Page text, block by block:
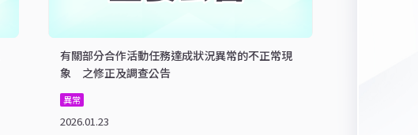
有關部分合作活動任務達成狀況異常的不正常現
象 之修正及調查公告
異常
2026.01.23